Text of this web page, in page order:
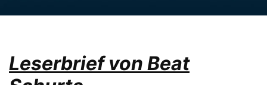
Leserbrief von Beat